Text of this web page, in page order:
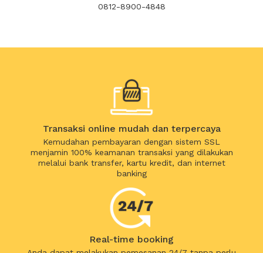
0812-8900-4848
Transaksi online mudah dan terpercaya
Kemudahan pembayaran dengan sistem SSL
menjamin 100% keamanan transaksi yang dilakukan
melalui bank transfer, kartu kredit, dan internet
banking
Real-time booking